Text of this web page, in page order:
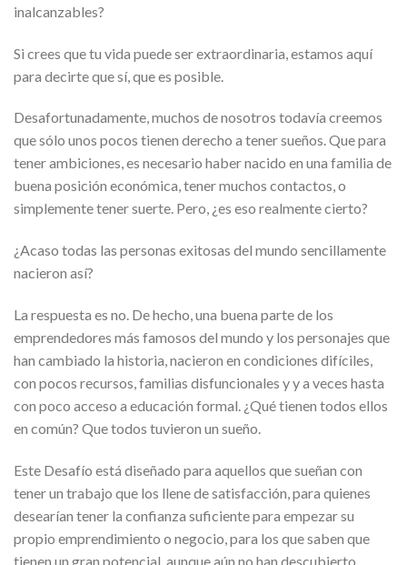
inalcanzables?
Si crees que tu vida puede ser extraordinaria, estamos aquí
para decirte que sí, que es posible.
Desafortunadamente, muchos de nosotros todavía creemos
que sólo unos pocos tienen derecho a tener sueños. Que para
tener ambiciones, es necesario haber nacido en una familia de
buena posición económica, tener muchos contactos, o
simplemente tener suerte. Pero, ¿es eso realmente cierto?
¿Acaso todas las personas exitosas del mundo sencillamente
nacieron así?
La respuesta es no. De hecho, una buena parte de los
emprendedores más famosos del mundo y los personajes que
han cambiado la historia, nacieron en condiciones difíciles,
con pocos recursos, familias disfuncionales y y a veces hasta
con poco acceso a educación formal. ¿Qué tienen todos ellos
en común? Que todos tuvieron un sueño.
Este Desafío está diseñado para aquellos que sueñan con
tener un trabajo que los llene de satisfacción, para quienes
desearían tener la confianza suficiente para empezar su
propio emprendimiento o negocio, para los que saben que
tienen un gran potencial, aunque aún no han descubierto